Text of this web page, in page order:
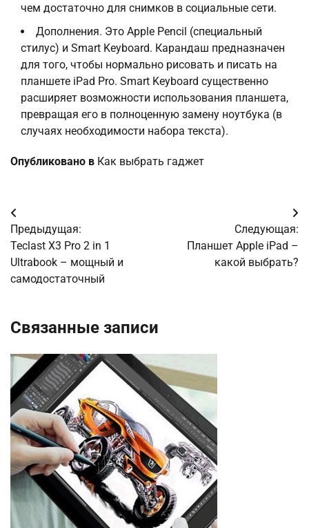
чем достаточно для снимков в социальные сети.
Дополнения. Это Apple Pencil (специальный
стилус) и Smart Keyboard. Карандаш предназначен
для того, чтобы нормально рисовать и писать на
планшете iPad Pro. Smart Keyboard существенно
расширяет возможности использования планшета,
превращая его в полноценную замену ноутбука (в
случаях необходимости набора текста).
Опубликовано в Как выбрать гаджет
Навигация
по
записям
Предыдущая:
Teclast X3 Pro 2 in 1
Ultrabook – мощный и
самодостаточный
Следующая:
Планшет Apple iPad –
какой выбрать?
Связанные записи